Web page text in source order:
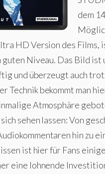
dem
HD Version des Films,
Niveau. Das Bild ist
und überzeugt auch
Technik bekommt man
Atmosphäre
sehen lassen: Von
hin zu
ist hier für Fans
eine lohnende